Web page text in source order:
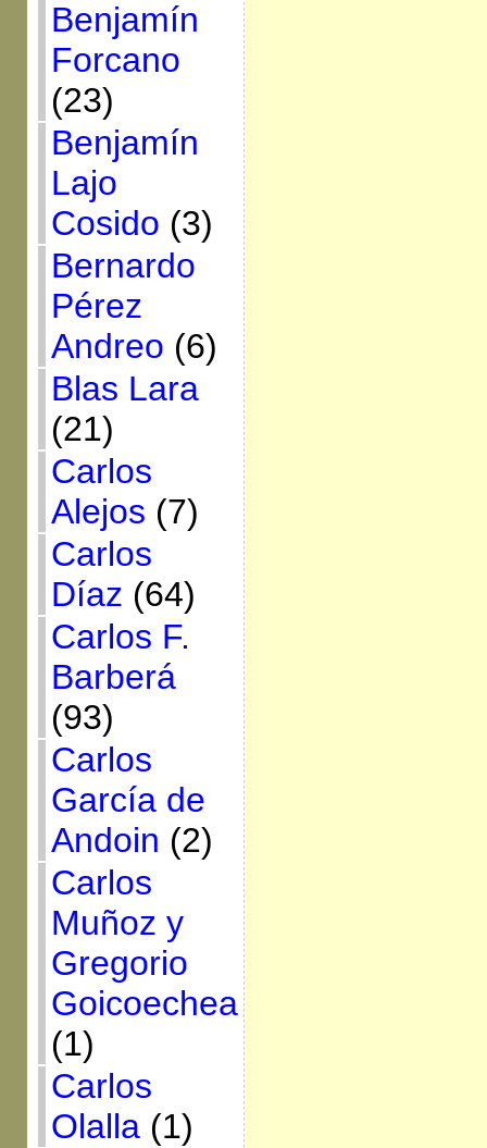
Benjamín
Forcano
(23)
Benjamín
Lajo
Cosido (3)
Bernardo
Pérez
Andreo (6)
Blas Lara
(21)
Carlos
Alejos (7)
Carlos
Díaz (64)
Carlos F.
Barberá
(93)
Carlos
García de
Andoin (2)
Carlos
Muñoz y
Gregorio
Goicoechea
(1)
Carlos
Olalla(1)